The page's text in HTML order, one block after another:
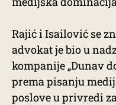
Rajić i Isailović se
advokat je bio u
kompanije „Dunav
prema pisanju
poslove u privredi